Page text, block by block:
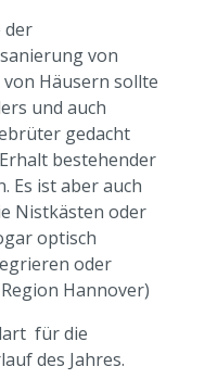
der
von
Häusern sollte
und auch
gedacht
bestehender
Es ist aber auch
Nistkästen oder
optisch
oder
Hannover)
für die
des Jahres.